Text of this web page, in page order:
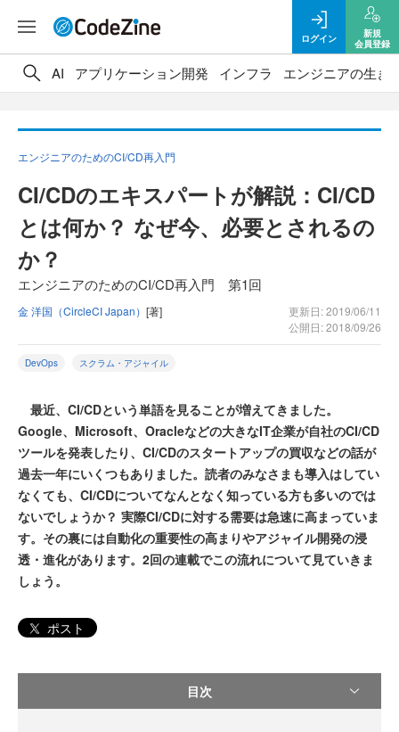
ログイン
新規
会員登録
AI アプリケーション開発 インフラ エンジニアの生き
エンジニアのためのCI/CD再入門
CI/CDのエキスパートが解説：CI/CD
とは何か？ なぜ今、必要とされるの
か？
エンジニアのためのCI/CD再入門 第1回
金 洋国（CircleCI Japan） [著]
更新日: 2019/06/11
公開日: 2018/09/26
DevOps スクラム・アジャイル
最近、CI/CDという単語を見ることが増えてきました。
Google、Microsoft、Oracleなどの大きなIT企業が自社のCI/CD
ツールを発表したり、CI/CDのスタートアップの買収などの話が
過去一年にいくつもありました。読者のみなさまも導入はしてい
なくても、CI/CDについてなんとなく知っている方も多いのでは
ないでしょうか？ 実際CI/CDに対する需要は急速に高まっていま
す。その裏には自動化の重要性の高まりやアジャイル開発の浸
透・進化があります。2回の連載でこの流れについて見ていきま
しょう。
ポスト
目次